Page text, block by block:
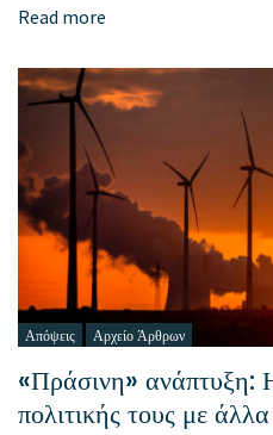
Read more
Απόψεις Αρχείο Άρθρων
«Πράσινη» ανάπτυξη:
πολιτικής τους με